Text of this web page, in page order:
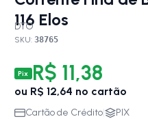
116 Elos
DTO
SKU: 38765
Pix R$ 11,38
ou R$ 12,64 no cartão
Cartão de Crédito| PIX